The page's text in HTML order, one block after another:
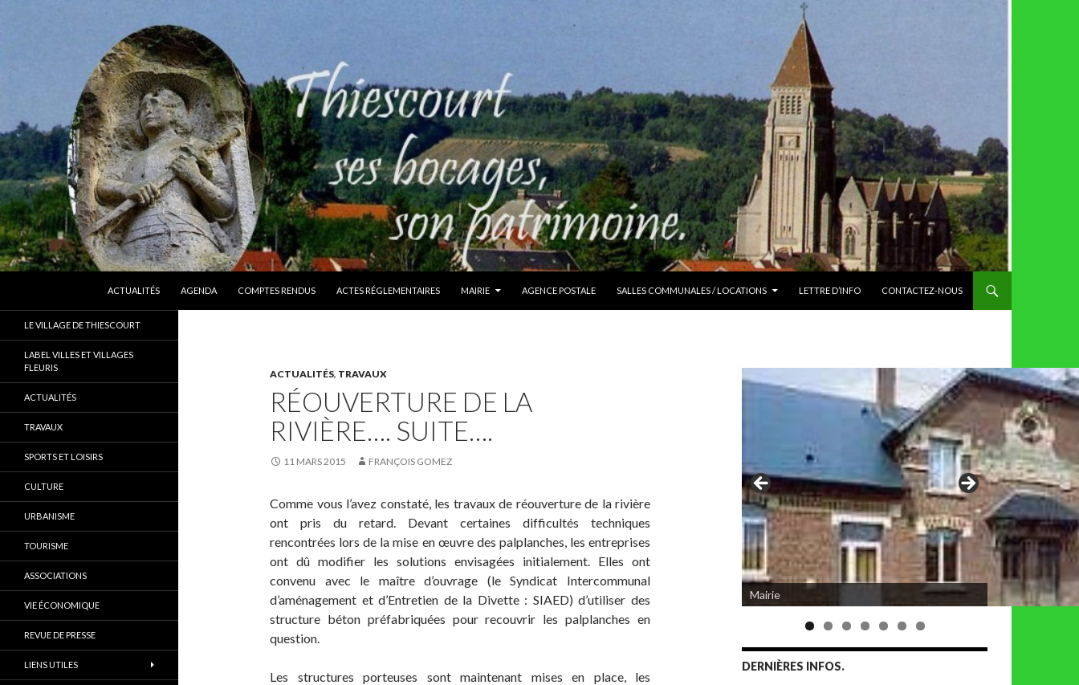
ACTUALITÉS
AGENDA COMPTES RENDUS ACTES RÉGLEMENTAIRES MAIRIE AGENCE POSTALE SALLES COMMUNALES / LOCATIONS LETTRE D’INFO CONTACTEZ-NOUS
ACTUALITÉS, TRAVAUX
RÉOUVERTURE DE LA
RIVIÈRE…. SUITE….
11 MARS 2015 FRANÇOIS GOMEZ
Comme vous l’avez constaté, les travaux de réouverture de la rivière
ont pris du retard. Devant certaines difficultés techniques
rencontrées lors de la mise en œuvre des palplanches, les entreprises
ont dû modifier les solutions envisagées initialement. Elles ont
convenu avec le maître d’ouvrage (le Syndicat Intercommunal
d’aménagement et d’Entretien de la Divette : SIAED) d’utiliser des
structure béton préfabriquées pour recouvrir les palplanches en
question.
Les structures porteuses sont maintenant mises en place, les
Mairie
Eglise de Thiescourt détruite durant la
grande guerre
DERNIÈRES INFOS.
Thiescourt (Oise)
LE VILLAGE DE THIESCOURT
LABEL VILLES ET VILLAGES
FLEURIS
ACTUALITÉS
TRAVAUX
SPORTS ET LOISIRS
CULTURE
URBANISME
TOURISME
ASSOCIATIONS
VIE ÉCONOMIQUE
REVUE DE PRESSE
LIENS UTILES